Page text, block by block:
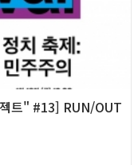
트" #13] RUN/OUT